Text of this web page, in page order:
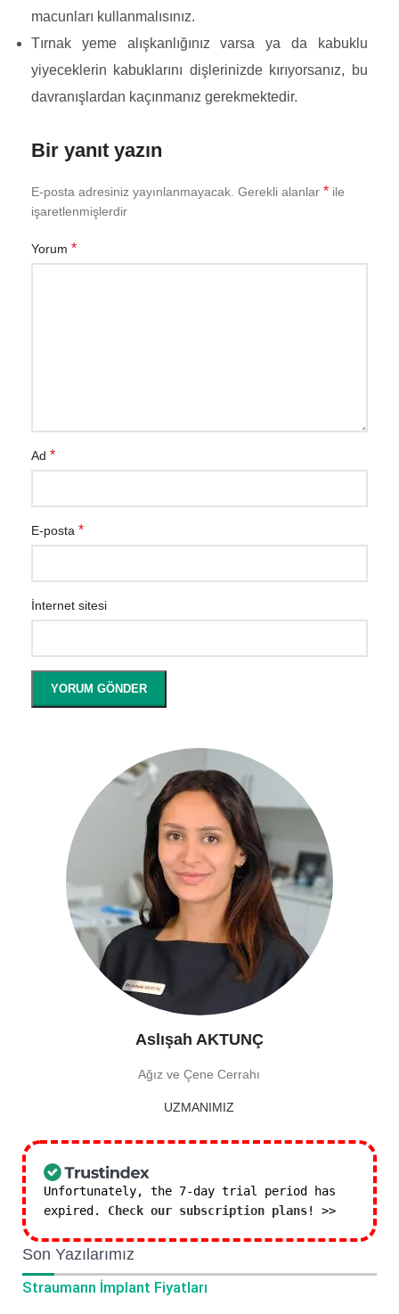
Aslışah AKTUNÇ
Ağız ve Çene Cerrahı
UZMANIMIZ
Unfortunately, the 7-day trial period has
expired. Check our subscription plans! >>
Son Yazılarımız
Straumann İmplant Fiyatları
macunları kullanmalısınız.
Tırnak yeme alışkanlığınız varsa ya da kabuklu
yiyeceklerin kabuklarını dişlerinizde kırıyorsanız, bu
davranışlardan kaçınmanız gerekmektedir.
Bir yanıt yazın
E-posta adresiniz yayınlanmayacak. Gerekli alanlar * ile
işaretlenmişlerdir
Yorum *
Ad *
E-posta *
İnternet sitesi